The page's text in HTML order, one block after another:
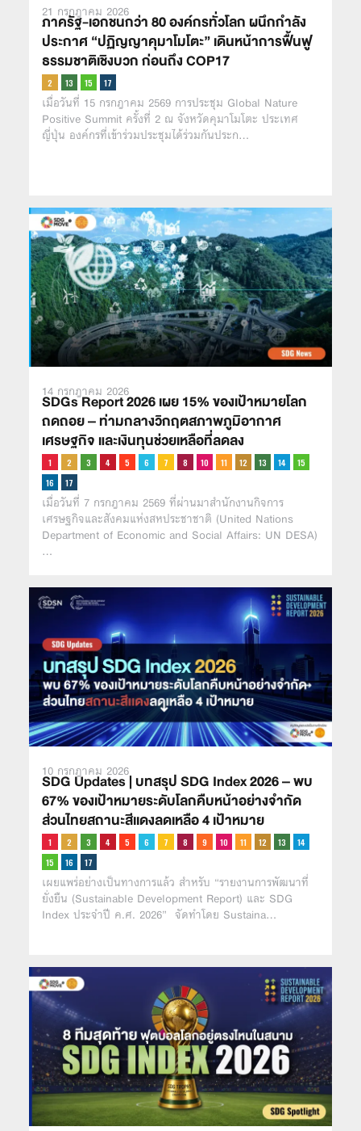
21 กรกฎาคม 2026
ภาครัฐ-เอกชนกว่า 80 องค์กรทั่วโลก ผนึกกำลัง
ประกาศ “ปฏิญญาคุมาโมโตะ” เดินหน้าการฟื้นฟู
ธรรมชาติเชิงบวก ก่อนถึง COP17
เมื่อวันที่ 15 กรกฎาคม 2569 การประชุม Global Nature
Positive Summit ครั้งที่ 2 ณ จังหวัดคุมาโมโตะ ประเทศ
ญี่ปุ่น องค์กรที่เข้าร่วมประชุมได้ร่วมกันประก…
14 กรกฎาคม 2026
SDGs Report 2026 เผย 15% ของเป้าหมายโลก
ถดถอย – ท่ามกลางวิกฤตสภาพภูมิอากาศ
เศรษฐกิจ และเงินทุนช่วยเหลือที่ลดลง
เมื่อวันที่ 7 กรกฎาคม 2569 ที่ผ่านมาสำนักงานกิจการ
เศรษฐกิจและสังคมแห่งสหประชาชาติ (United Nations
Department of Economic and Social Affairs: UN DESA)
…
10 กรกฎาคม 2026
SDG Updates | บทสรุป SDG Index 2026 – พบ
67% ของเป้าหมายระดับโลกคืบหน้าอย่างจำกัด
ส่วนไทยสถานะสีเเดงลดเหลือ 4 เป้าหมาย
เผยแพร่อย่างเป็นทางการแล้ว สำหรับ “รายงานการพัฒนาที่
ยั่งยืน (Sustainable Development Report) และ SDG
Index ประจำปี ค.ศ. 2026” จัดทำโดย Sustaina…